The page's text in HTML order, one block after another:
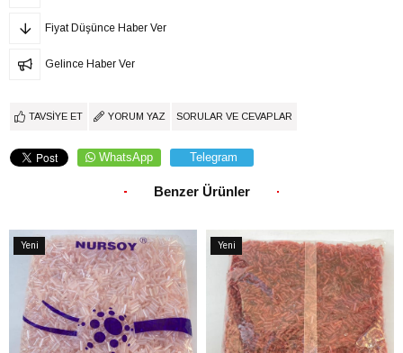
Fiyat Düşünce Haber Ver
Gelince Haber Ver
TAVSIYE ET YORUM YAZ SORULAR VE CEVAPLAR
WhatsApp Telegram
Benzer Ürünler
Yeni
Ürün
Yeni
Ürün